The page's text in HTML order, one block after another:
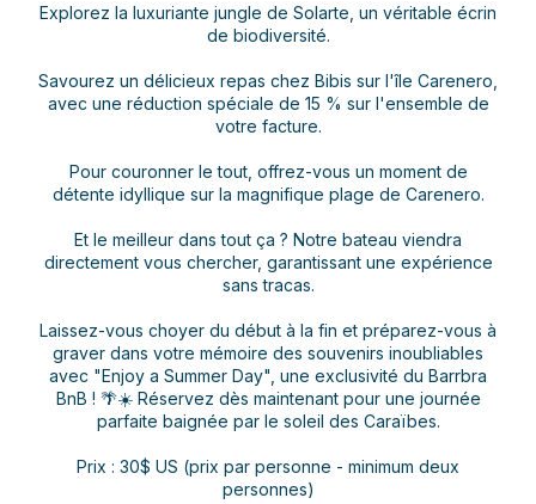
Explorez la luxuriante jungle de Solarte, un véritable écrin
de biodiversité.
Savourez un délicieux repas chez Bibis sur l'île Carenero,
avec une réduction spéciale de 15 % sur l'ensemble de
votre facture.
Pour couronner le tout, offrez-vous un moment de
détente idyllique sur la magnifique plage de Carenero.
Et le meilleur dans tout ça ? Notre bateau viendra
directement vous chercher, garantissant une expérience
sans tracas.
Laissez-vous choyer du début à la fin et préparez-vous à
graver dans votre mémoire des souvenirs inoubliables
avec "Enjoy a Summer Day", une exclusivité du Barrbra
BnB ! 🌴☀️ Réservez dès maintenant pour une journée
parfaite baignée par le soleil des Caraïbes.
Prix : 30$ US (prix par personne - minimum deux
personnes)